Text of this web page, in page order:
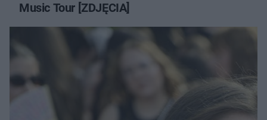
Music Tour [ZDJĘCIA]